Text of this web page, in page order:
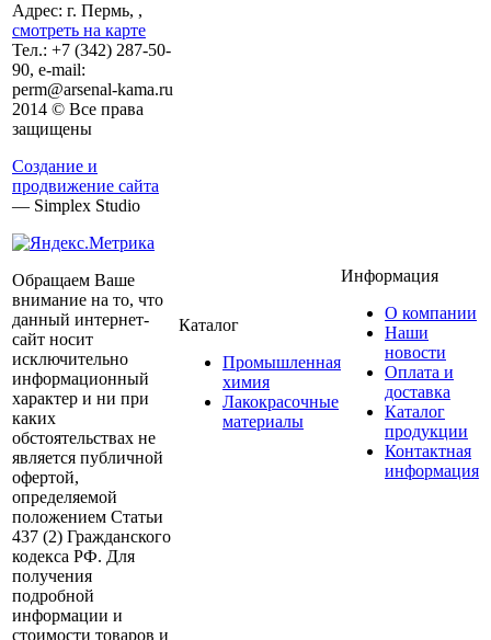
Адрес: г. Пермь, ,
смотреть на карте
Тел.: +7 (342) 287-50-
90, e-mail:
perm@arsenal-kama.ru
2014 © Все права
защищены
Создание и
продвижение сайта
— Simplex Studio
Обращаем Ваше
внимание на то, что
данный интернет-
сайт носит
исключительно
информационный
характер и ни при
каких
обстоятельствах не
является публичной
офертой,
определяемой
положением Статьи
437 (2) Гражданского
кодекса РФ. Для
получения
подробной
информации и
стоимости товаров и
Каталог
Промышленная
химия
Лакокрасочные
материалы
Информация
О компании
Наши
новости
Оплата и
доставка
Каталог
продукции
Контактная
информация